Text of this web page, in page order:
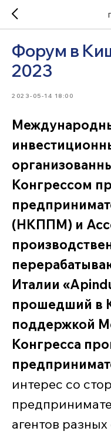
Форум в
2023
2023-05-14 18:00
Конгрессом
(НКППМ) и
Италии
прошедший в
поддержкой
Конгресса
интерес со
агентов разных